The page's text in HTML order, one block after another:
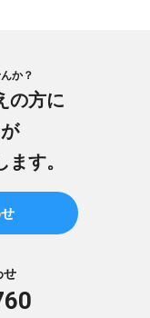
か？
の方に
す。
せ